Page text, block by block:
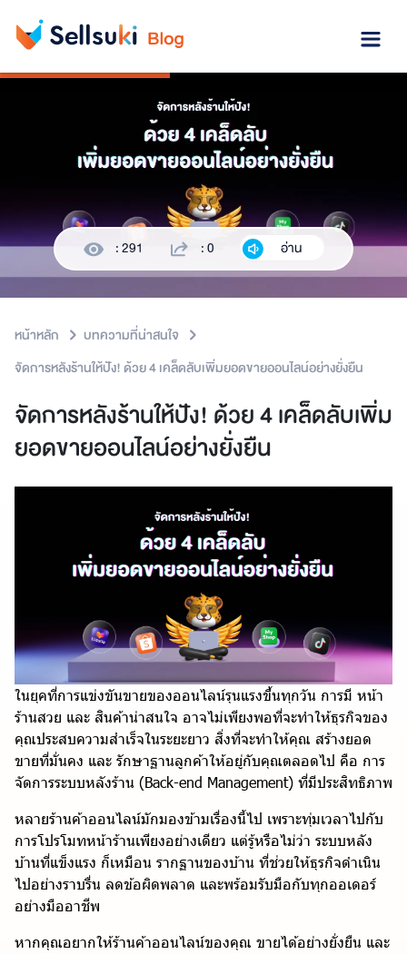
: 291 : 0 อ่าน
หน้าหลัก
บทความที่น่าสนใจ
จัดการหลังร้านให้ปัง! ด้วย 4 เคล็ดลับเพิ่มยอดขายออนไลน์อย่างยั่งยืน
จัดการหลังร้านให้ปัง! ด้วย 4 เคล็ดลับเพิ่ม
ยอดขายออนไลน์อย่างยั่งยืน
ในยุคที่การแข่งขันขายของออนไลน์รุนแรงขึ้นทุกวัน การมี หน้า
ร้านสวย และ สินค้าน่าสนใจ อาจไม่เพียงพอที่จะทำให้ธุรกิจของ
คุณประสบความสำเร็จในระยะยาว สิ่งที่จะทำให้คุณ สร้างยอด
ขายที่มั่นคง และ รักษาฐานลูกค้าให้อยู่กับคุณตลอดไป คือ การ
จัดการระบบหลังร้าน (Back-end Management) ที่มีประสิทธิภาพ
หลายร้านค้าออนไลน์มักมองข้ามเรื่องนี้ไป เพราะทุ่มเวลาไปกับ
การโปรโมทหน้าร้านเพียงอย่างเดียว แต่รู้หรือไม่ว่า ระบบหลัง
บ้านที่แข็งแรง ก็เหมือน รากฐานของบ้าน ที่ช่วยให้ธุรกิจดำเนิน
ไปอย่างราบรื่น ลดข้อผิดพลาด และพร้อมรับมือกับทุกออเดอร์
อย่างมืออาชีพ
หากคุณอยากให้ร้านค้าออนไลน์ของคุณ ขายได้อย่างยั่งยืน และ